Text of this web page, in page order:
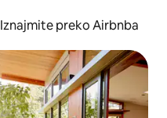
Iznajmite preko Airbnba